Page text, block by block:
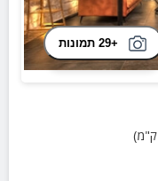
+29 תמונות